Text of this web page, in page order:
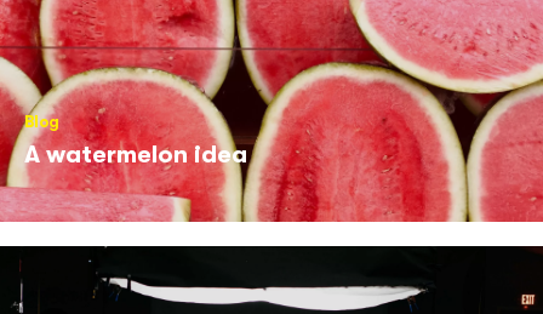
Blog
A watermelon idea